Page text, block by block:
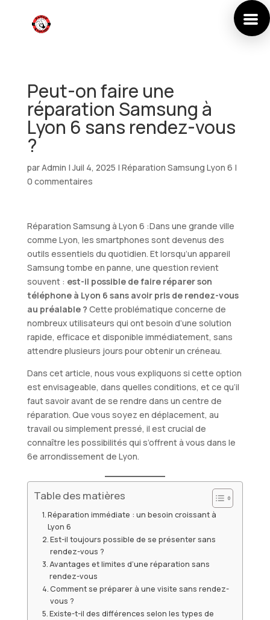
Peut-on faire une
réparation Samsung à
Lyon 6 sans rendez-vous
?
parAdmin |Juil 4, 2025 | Réparation Samsung Lyon 6 |
0 commentaires
Réparation Samsung à Lyon 6 :Dans une grande ville
comme Lyon, les smartphones sont devenus des
outils essentiels du quotidien. Et lorsqu’un appareil
Samsung tombe en panne, une question revient
souvent : est-il possible de faire réparer son
téléphone à Lyon 6 sans avoir pris de rendez-vous
au préalable ? Cette problématique concerne de
nombreux utilisateurs qui ont besoin d’une solution
rapide, efficace et disponible immédiatement, sans
attendre plusieurs jours pour obtenir un créneau.
Dans cet article, nous vous expliquons si cette option
est envisageable, dans quelles conditions, et ce qu’il
faut savoir avant de se rendre dans un centre de
réparation. Que vous soyez en déplacement, au
travail ou simplement pressé, il est crucial de
connaître les possibilités qui s’offrent à vous dans le
6e arrondissement de Lyon.
Table des matières
Réparation immédiate : un besoin croissant à
Lyon 6
Est-il toujours possible de se présenter sans
rendez-vous ?
Avantages et limites d’une réparation sans
rendez-vous
Comment se préparer à une visite sans rendez-
vous ?
Existe-t-il des différences selon les types de